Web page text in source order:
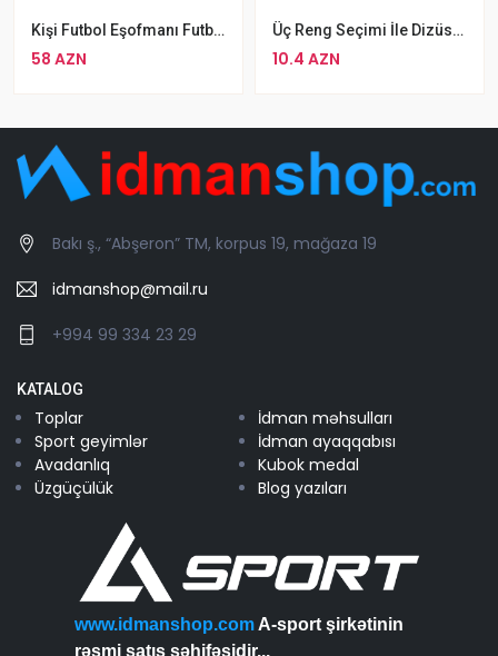
Kişi Futbol Eşofmanı Futbol Məşqləri Üçün Yay Qış İdman Geyimləri
58 AZN
Üç Reng Seçimi İle Dizüstü Uzun Futbol Corabı
10.4 AZN
Bakı ş., “Abşeron” TM, korpus 19, mağaza 19
idmanshop@mail.ru
+994 99 334 23 29
KATALOG
Toplar
İdman məhsulları
Sport geyimlər
İdman ayaqqabısı
Avadanlıq
Kubok medal
Üzgüçülük
Blog yazıları
www.idmanshop.com A-sport şirkətinin
rəsmi satış səhifəsidir...